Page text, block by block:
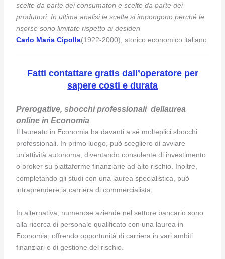
scelte da parte dei consumatori e scelte da parte dei
produttori. In ultima analisi le scelte si impongono perché le
risorse sono limitate rispetto ai desideri
Carlo Maria Cipolla(1922-2000), storico economico italiano.
Fatti contattare gratis dall’operatore per
sapere costi e durata
Prerogative, sbocchi professionali dellaurea
online in Economia
Il laureato in Economia ha davanti a sé molteplici sbocchi
professionali. In primo luogo, può scegliere di avviare
un’attività autonoma, diventando consulente di investimento
o broker su piattaforme finanziarie ad alto rischio. Inoltre,
completando gli studi con una laurea specialistica, può
intraprendere la carriera di commercialista.
In alternativa, numerose aziende nel settore bancario sono
alla ricerca di personale qualificato con una laurea in
Economia, offrendo opportunità di carriera in vari ambiti
finanziari e di gestione del rischio.